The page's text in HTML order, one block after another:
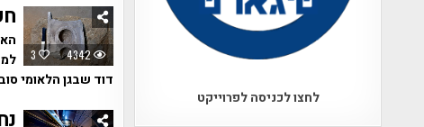
3 4342
דוד שבגן הלאומי
לחצו לכניסה לפרוייקט